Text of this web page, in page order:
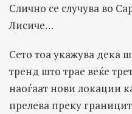
Слично се случува во
Лисиче…
Сето тоа укажува дека
тренд што трае веќе
наоѓаат нови локации
прелева преку